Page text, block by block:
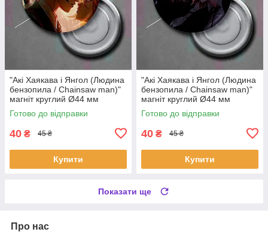
"Акі Хаякава і Янгол (Людина
бензопила / Chainsaw man)"
магніт круглий Ø44 мм
Готово до відправки
40 ₴ 45 ₴
Купити
"Акі Хаякава і Янгол (Людина
бензопила / Chainsaw man)"
магніт круглий Ø44 мм
Готово до відправки
40 ₴ 45 ₴
Купити
Показати ще
Про нас